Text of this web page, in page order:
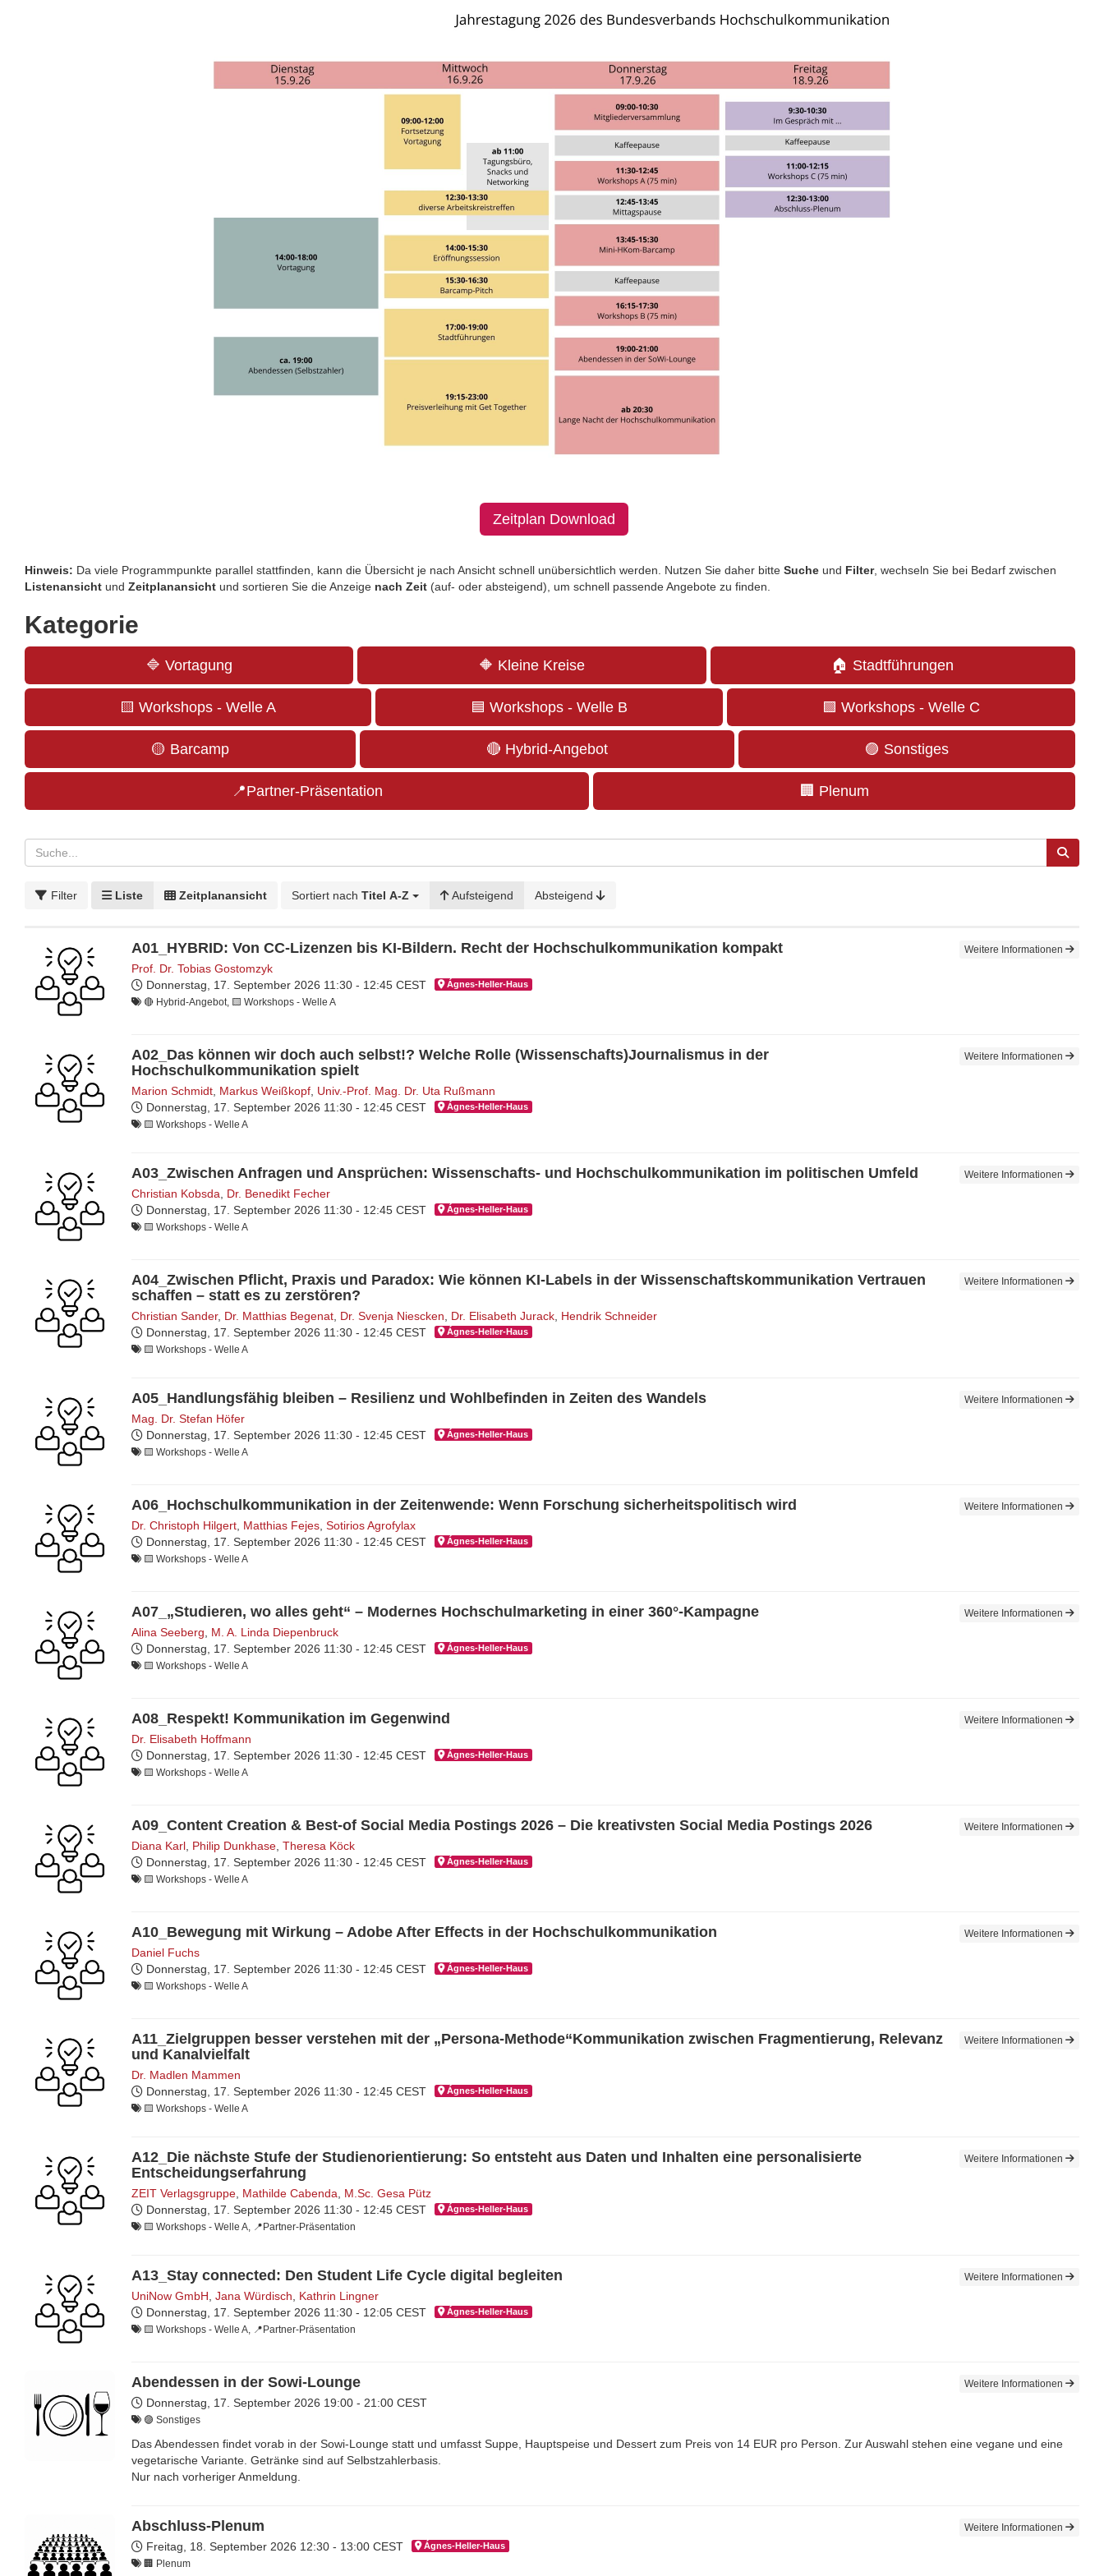
Zeitplan Download
Hinweis: Da viele Programmpunkte parallel stattfinden, kann die Übersicht je nach Ansicht schnell unübersichtlich werden. Nutzen Sie daher bitte Suche und Filter, wechseln Sie bei Bedarf zwischen
Listenansicht und Zeitplanansicht und sortieren Sie die Anzeige nach Zeit (auf- oder absteigend), um schnell passende Angebote zu finden.
Kategorie
🔷 Vortagung 🔶 Kleine Kreise 🏠 Stadtführungen
🟨​ Workshops - Welle A 🟦 Workshops - Welle B 🟩 Workshops - Welle C
🟡 Barcamp 🔴 Hybrid-Angebot 🟣 Sonstiges
📍Partner-Präsentation 🏢 Plenum
Filter Liste Zeitplanansicht Sortiert nach Titel A-Z Aufsteigend Absteigend
A01_HYBRID: Von CC-Lizenzen bis KI-Bildern. Recht der Hochschulkommunikation kompakt
Prof. Dr. Tobias Gostomzyk
Donnerstag, 17. September 2026 11:30 - 12:45 CEST Ágnes-Hel­ler-Haus
🔴 Hybrid-Angebot, 🟨​ Workshops - Welle A
Weitere Informationen
A02_Das können wir doch auch selbst!? Welche Rolle (Wissenschafts)Journalismus in der
Hochschulkommunikation spielt
Marion Schmidt Markus Weißkopf Univ.-Prof. Mag. Dr. Uta Rußmann
Donnerstag, 17. September 2026 11:30 - 12:45 CEST Ágnes-Hel­ler-Haus
🟨​ Workshops - Welle A
Weitere Informationen
A03_Zwischen Anfragen und Ansprüchen: Wissenschafts- und Hochschulkommunikation im politischen Umfeld
Christian Kobsda
Dr. Benedikt Fecher
Donnerstag, 17. September 2026 11:30 - 12:45 CEST Ágnes-Hel­ler-Haus
🟨​ Workshops - Welle A
Weitere Informationen
A04_Zwischen Pflicht, Praxis und Paradox: Wie können KI-Labels in der Wissenschaftskommunikation Vertrauen
schaffen – statt es zu zerstören?
Christian Sander, Dr. Matthias Begenat Dr. Svenja Niescken Dr. Elisabeth Jurack Hendrik Schneider
Donnerstag, 17. September 2026 11:30 - 12:45 CEST Ágnes-Hel­ler-Haus
🟨​ Workshops - Welle A
Weitere Informationen
A05_Handlungsfähig bleiben – Resilienz und Wohlbefinden in Zeiten des Wandels
Mag. Dr. Stefan Höfer
Donnerstag, 17. September 2026 11:30 - 12:45 CEST Ágnes-Hel­ler-Haus
🟨​ Workshops - Welle A
Weitere Informationen
A06_Hochschulkommunikation in der Zeitenwende: Wenn Forschung sicherheitspolitisch wird
Dr. Christoph Hilgert Matthias Fejes Sotirios Agrofylax
Donnerstag, 17. September 2026 11:30 - 12:45 CEST Ágnes-Hel­ler-Haus
🟨​ Workshops - Welle A
Weitere Informationen
A07_„Studieren, wo alles geht“ – Modernes Hochschulmarketing in einer 360°-Kampagne
Alina Seeberg
M. A. Linda Diepenbruck
Donnerstag, 17. September 2026 11:30 - 12:45 CEST Ágnes-Hel­ler-Haus
🟨​ Workshops - Welle A
Weitere Informationen
A08_Respekt! Kommunikation im Gegenwind
Dr. Elisabeth Hoffmann
Donnerstag, 17. September 2026 11:30 - 12:45 CEST Ágnes-Hel­ler-Haus
🟨​ Workshops - Welle A
Weitere Informationen
A09_Content Creation & Best-of Social Media Postings 2026 – Die kreativsten Social Media Postings 2026
Diana Karl Philip Dunkhase Theresa Köck
Donnerstag, 17. September 2026 11:30 - 12:45 CEST Ágnes-Hel­ler-Haus
🟨​ Workshops - Welle A
Weitere Informationen
A10_Bewegung mit Wirkung – Adobe After Effects in der Hochschulkommunikation
Daniel Fuchs
Donnerstag, 17. September 2026 11:30 - 12:45 CEST Ágnes-Hel­ler-Haus
🟨​ Workshops - Welle A
Weitere Informationen
A11_Zielgruppen besser verstehen mit der „Persona-Methode“Kommunikation zwischen Fragmentierung, Relevanz
und Kanalvielfalt
Dr. Madlen Mammen
Donnerstag, 17. September 2026 11:30 - 12:45 CEST Ágnes-Hel­ler-Haus
🟨​ Workshops - Welle A
Weitere Informationen
A12_Die nächste Stufe der Studienorientierung: So entsteht aus Daten und Inhalten eine personalisierte
Entscheidungserfahrung
ZE‎‎‏‏‎IT Verlagsgruppe Mathilde Cabenda
M.Sc. Gesa Pütz
Donnerstag, 17. September 2026 11:30 - 12:45 CEST Ágnes-Hel­ler-Haus
🟨​ Workshops - Welle A, 📍Partner-Präsentation
Weitere Informationen
A13_Stay connected: Den Student Life Cycle digital begleiten
UniNow GmbH Jana Würdisch
Kathrin Lingner
Donnerstag, 17. September 2026 11:30 - 12:05 CEST Ágnes-Hel­ler-Haus
🟨​ Workshops - Welle A, 📍Partner-Präsentation
Weitere Informationen
Abendessen in der Sowi-Lounge
Donnerstag, 17. September 2026 19:00 - 21:00 CEST
🟣 Sonstiges
Weitere Informationen
Das Abendessen findet vorab in der Sowi-Lounge statt und umfasst Suppe, Hauptspeise und Dessert zum Preis von 14 EUR pro Person. Zur Auswahl stehen eine vegane und eine
vegetarische Variante. Getränke sind auf Selbstzahlerbasis.
Nur nach vorheriger Anmeldung.
Abschluss-Plenum
Freitag, 18. September 2026 12:30 - 13:00 CEST Ágnes-Hel­ler-Haus
🏢 Plenum
Weitere Informationen